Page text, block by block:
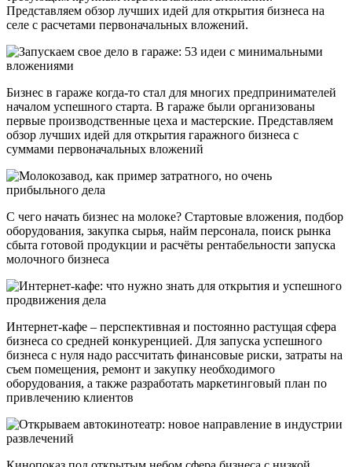
Представляем обзор лучших идей для открытия бизнеса на
селе с расчетами первоначальных вложений.
Бизнес в гараже когда-то стал для многих предпринимателей
началом успешного старта. В гараже были организованы
первые производственные цеха и мастерские. Представляем
обзор лучших идей для открытия гаражного бизнеса с
суммами первоначальных вложений
С чего начать бизнес на молоке? Стартовые вложения, подбор
оборудования, закупка сырья, найм персонала, поиск рынка
сбыта готовой продукции и расчёты рентабельности запуска
молочного бизнеса
Интернет-кафе – перспективная и постоянно растущая сфера
бизнеса со средней конкуренцией. Для запуска успешного
бизнеса с нуля надо рассчитать финансовые риски, затраты на
съем помещения, ремонт и закупку необходимого
оборудования, а также разработать маркетинговый план по
привлечению клиентов